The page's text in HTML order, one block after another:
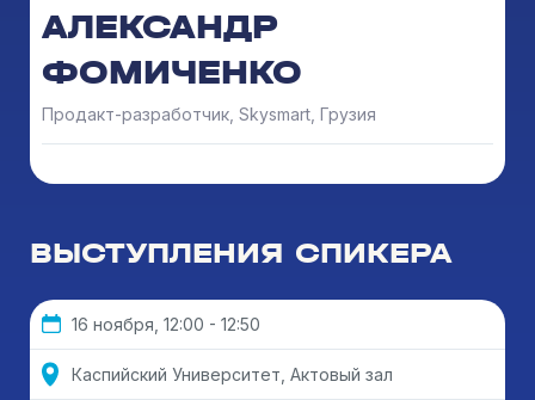
АЛЕКСАНДР
ФОМИЧЕНКО
Продакт-разработчик, Skysmart, Грузия
ВЫСТУПЛЕНИЯ СПИКЕРА
16 ноября, 12:00 - 12:50
Каспийский Университет, Актовый зал